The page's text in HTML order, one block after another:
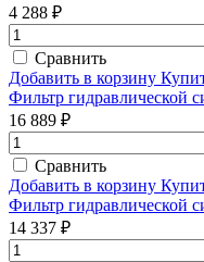
4 288 ₽
Сравнить
Добавить в корзину
Фильтр гидравлической
16 889 ₽
Сравнить
Добавить в корзину
Фильтр гидравлической
14 337 ₽